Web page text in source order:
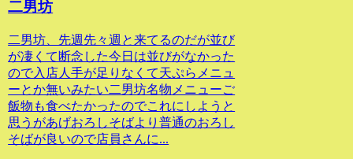
二男坊
二男坊、先週先々週と来てるのだが並び
が凄くて断念した今日は並びがなかった
ので入店人手が足りなくて天ぷらメニュ
ーとか無いみたい二男坊名物メニューご
飯物も食べたかったのでこれにしようと
思うがあげおろしそばより普通のおろし
そばが良いので店員さんに...